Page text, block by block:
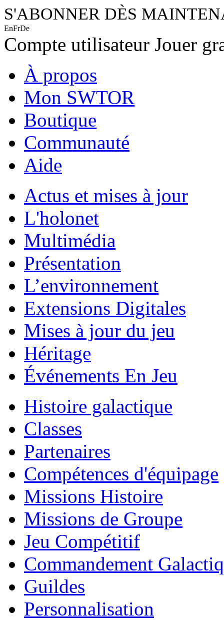
S'ABONNER DÈS
EnFrDe
Compte utilisateur Jouer
À propos
Mon SWTOR
Boutique
Communauté
Aide
Actus et mises à jour
L'holonet
Multimédia
Présentation
L’environnement
Extensions Digitales
Mises à jour du jeu
Héritage
Événements En Jeu
Histoire galactique
Classes
Partenaires
Compétences d'équipage
Missions Histoire
Missions de Groupe
Jeu Compétitif
Commandement
Guildes
Personnalisation